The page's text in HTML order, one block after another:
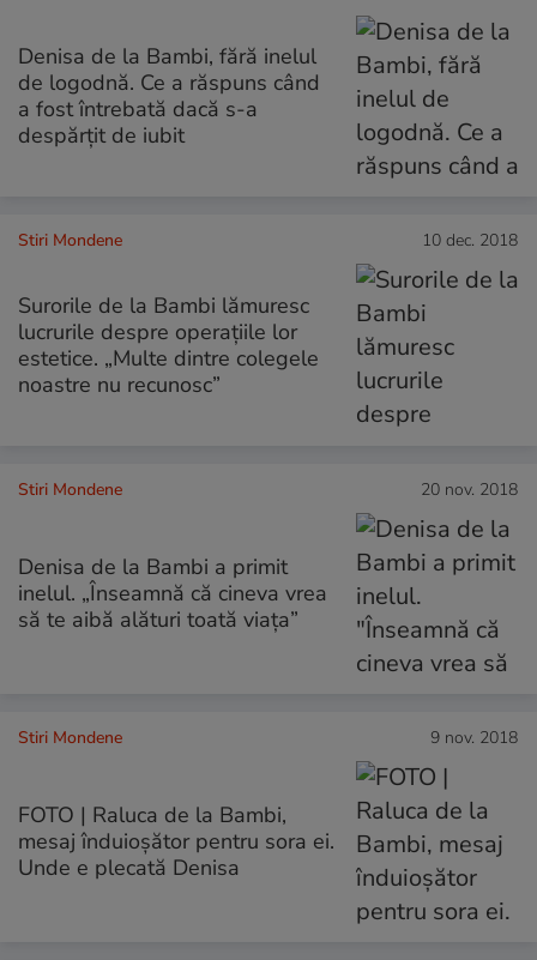
Denisa de la Bambi, fără inelul
de logodnă. Ce a răspuns când
a fost întrebată dacă s-a
despărțit de iubit
Stiri Mondene 10 dec. 2018
Surorile de la Bambi lămuresc
lucrurile despre operațiile lor
estetice. „Multe dintre colegele
noastre nu recunosc”
Stiri Mondene 20 nov. 2018
Denisa de la Bambi a primit
inelul. „Înseamnă că cineva vrea
să te aibă alături toată viața”
Stiri Mondene 9 nov. 2018
FOTO | Raluca de la Bambi,
mesaj înduioșător pentru sora ei.
Unde e plecată Denisa